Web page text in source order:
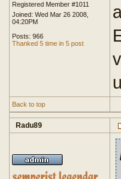
Registered Member #1011
Joined: Wed Mar 26 2008,
04:20PM
Posts: 966
Thanked 5 time in 5 post
Back to top
Radu89